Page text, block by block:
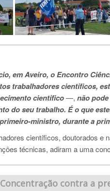
em Aveiro, o Encontro
trabalhadores científicos,
científico—, não
do seu trabalho. É o que
ministro, durante a
científicos, doutorados e
técnicas, adiram a uma
Concentração contra a